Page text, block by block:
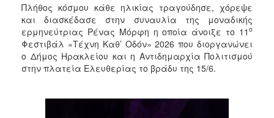
Πλήθος κόσμου κάθε ηλικίας τραγούδησε, χόρεψε
και διασκέδασε στην συναυλία της μοναδικής
ερμηνεύτριας Ρένας Μόρφη η οποία άνοιξε το 11 ο
Φεστιβάλ «Τέχνη Καθ’ Οδόν» 2026 που διοργανώνει
ο Δήμος Ηρακλείου και η Αντιδημαρχία Πολιτισμού
στην πλατεία Ελευθερίας το βράδυ της 15/6.